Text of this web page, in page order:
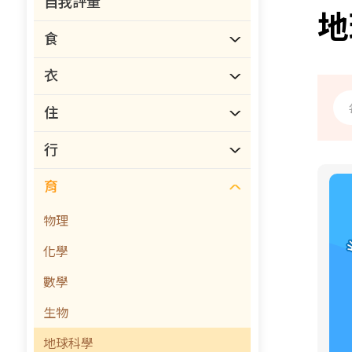
食
衣
住
行
育
物理
化學
數學
生物
地球科學